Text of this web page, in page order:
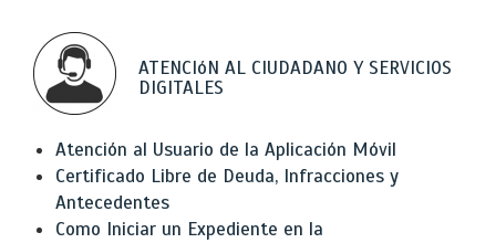
ATENCIóN AL CIUDADANO Y SERVICIOS
DIGITALES
Atención al Usuario de la Aplicación Móvil
Certificado Libre de Deuda, Infracciones y
Antecedentes
Como Iniciar un Expediente en la